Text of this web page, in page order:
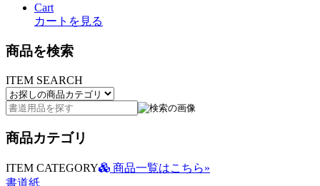
Cart
カートを見る
商品を検索
ITEM SEARCH
商品カテゴリ
ITEM CATEGORY
商品一覧はこちら»
書道紙